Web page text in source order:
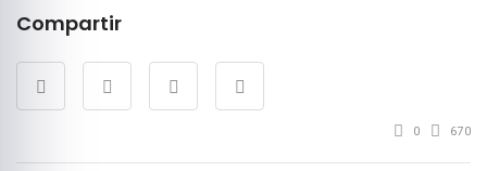
Compartir
0 670